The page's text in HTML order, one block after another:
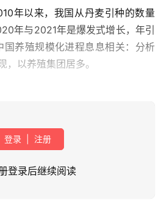
年以来，我国从丹麦引种的数量
年与2021年是爆发式增长，年引
国养殖规模化进程息息相关：分析
，以养殖集团居多。
登录 注册
登录后继续阅读